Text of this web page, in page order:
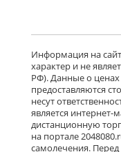
Информация на
характер и не
РФ). Данные о ценах
предоставляются
несут
является интернет-
дистанционную
на портале
самолечения.